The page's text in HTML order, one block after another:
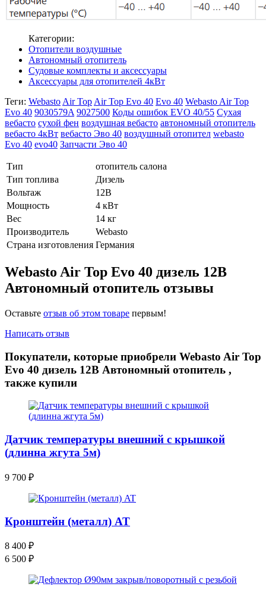
Категории:
Отопители воздушные
Автономный отопитель
Судовые комплекты и аксессуары
Аксессуары для отопителей 4кВт
Теги: Webasto Air Top Air Top Evo 40 Evo 40 Webasto Air Top
Evo 40 9030579A 9027500 Коды ошибок EVO 40/55 Сухая
вебасто сухой фен воздушная вебасто автономный отопитель
вебасто 4кВт вебасто Эво 40 воздушный отопител webasto
Evo 40 evo40 Запчасти Эво 40
Тип
отопитель салона
Тип топлива
Дизель
Вольтаж
12В
Мощность
4 кВт
Вес
14 кг
Производитель
Webasto
Страна изготовления Германия
Webasto Air Top Evo 40 дизель 12В
Автономный отопитель отзывы
Оставьте отзыв об этом товаре первым!
Написать отзыв
Покупатели, которые приобрели Webasto Air Top
Evo 40 дизель 12В Автономный отопитель ,
также купили
Датчик температуры внешний с крышкой
(длинна жгута 5м)
9 700 ₽
Кронштейн (металл) AT
8 400 ₽
6 500 ₽